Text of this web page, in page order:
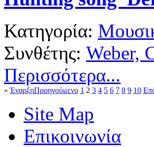
Κατηγορία:
Συνθέτης: Weber,
Περισσότερα...
«ΈναρξηΠροηγούμενο 1 2 3 4 5 6 7 8 9 10
Site Map
Επικοινωνία